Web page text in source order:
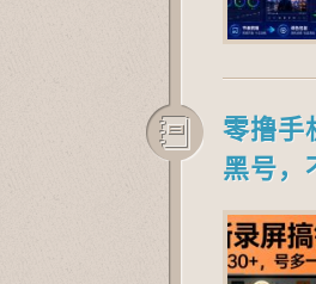
零撸手
黑号，